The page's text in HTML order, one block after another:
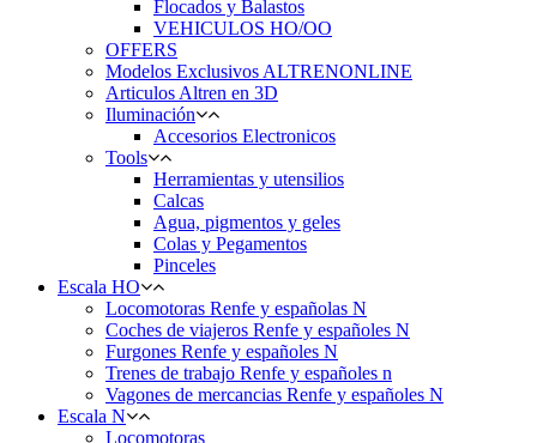
Flocados y Balastos
VEHICULOS HO/OO
OFFERS
Modelos Exclusivos ALTRENONLINE
Articulos Altren en 3D
Iluminación
Accesorios Electronicos
Tools
Herramientas y utensilios
Calcas
Agua, pigmentos y geles
Colas y Pegamentos
Pinceles
Escala HO
Locomotoras Renfe y españolas N
Coches de viajeros Renfe y españoles N
Furgones Renfe y españoles N
Trenes de trabajo Renfe y españoles n
Vagones de mercancias Renfe y españoles N
Escala N
Locomotoras